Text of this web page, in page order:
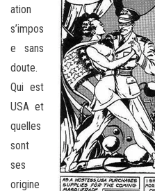
ation
s’impos
e sans
doute.
Qui est
USA et
quelles
sont
ses
origine